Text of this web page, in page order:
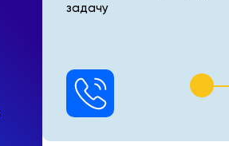
задачу